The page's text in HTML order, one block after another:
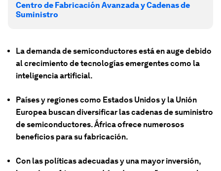
Centro de Fabricación Avanzada y Cadenas de
Suministro
La demanda de semiconductores está en auge debido
al crecimiento de tecnologías emergentes como la
inteligencia artificial.
Países y regiones como Estados Unidos y la Unión
Europea buscan diversificar las cadenas de suministro
de semiconductores. África ofrece numerosos
beneficios para su fabricación.
Con las políticas adecuadas y una mayor inversión,